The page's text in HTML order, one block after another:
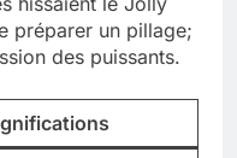
préparer un pillage;
des puissants.